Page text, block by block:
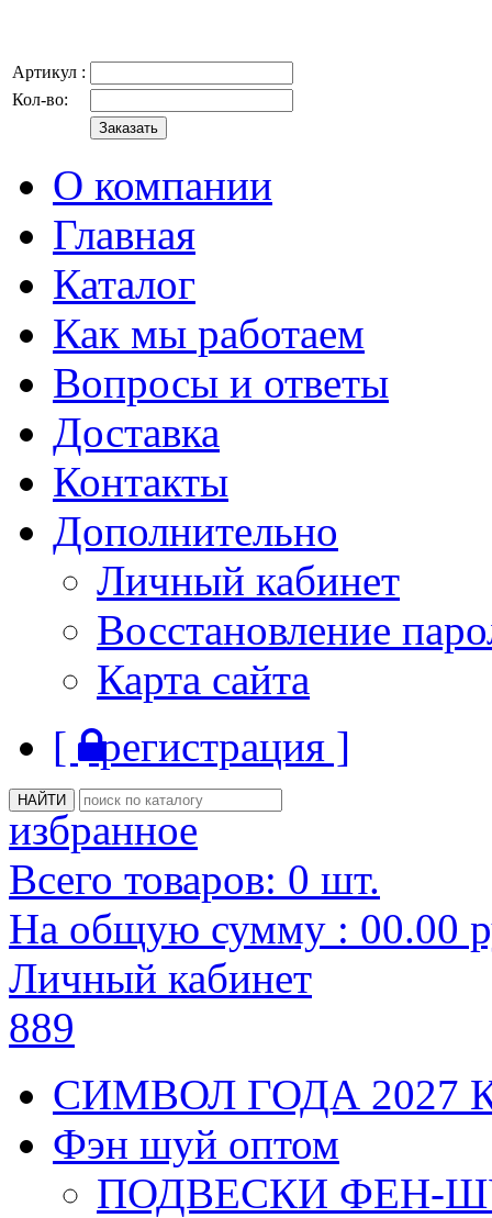
Артикул :
Кол-во:
О компании
Главная
Каталог
Как мы работаем
Вопросы и ответы
Доставка
Контакты
Дополнительно
Личный кабинет
Восстановление
Карта сайта
[ регистрация ]
избранное
Всего товаров: 0 шт.
На общую сумму : 00.00
Личный кабинет
889
СИМВОЛ ГОДА 2027
Фэн шуй оптом
ПОДВЕСКИ ФЕН-